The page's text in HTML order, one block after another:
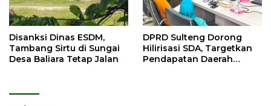
Disanksi Dinas ESDM,
Tambang Sirtu di Sungai
Desa Baliara Tetap Jalan
DPRD Sulteng Dorong
Hilirisasi SDA, Targetkan
Pendapatan Daerah